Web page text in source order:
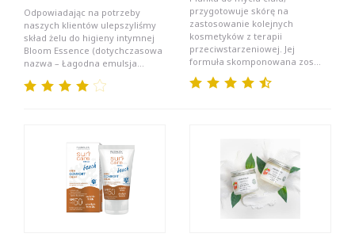
Odpowiadając na potrzeby
naszych klientów ulepszyliśmy
skład żelu do higieny intymnej
Bloom Essence (dotychczasowa
nazwa – Łagodna emulsja...
przygotowuje skórę na
zastosowanie kolejnych
kosmetyków z terapii
przeciwstarzeniowej. Jej
formuła skomponowana zos...